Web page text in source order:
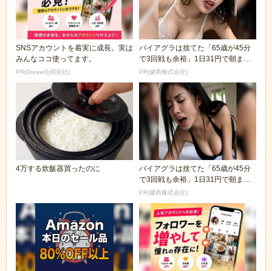
SNSアカウントを着実に成長。実は
みんなココ使ってます。
PR(Dreaw合同会社)
バイアグラは捨てた「65歳が45分
で3回戦も余裕」1日31円で朝まで
絶好調！
PR(健商株式会社)
4万する炊飯器買ったのに
バイアグラは捨てた「65歳が45分
で3回戦も余裕」1日31円で朝まで
絶好調！
PR(健商株式会社)